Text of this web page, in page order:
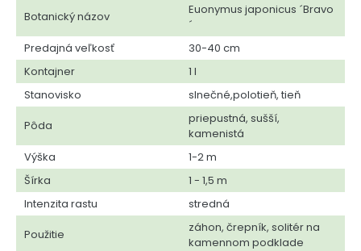
Botanický názov
Euonymus japonicus ´Bravo
´
Predajná veľkosť
30-40 cm
Kontajner
1 l
Stanovisko
slnečné,polotieň, tieň
Pôda
priepustná, sušší,
kamenistá
Výška
1-2 m
Šírka
1 - 1,5 m
Intenzita rastu
stredná
Použitie
záhon, črepník, solitér na
kamennom podklade